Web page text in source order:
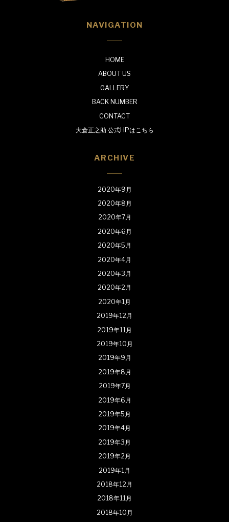
NAVIGATION
HOME
ABOUT US
GALLERY
BACK NUMBER
CONTACT
大倉正之助 公式HPはこちら
ARCHIVE
2020年9月
2020年8月
2020年7月
2020年6月
2020年5月
2020年4月
2020年3月
2020年2月
2020年1月
2019年12月
2019年11月
2019年10月
2019年9月
2019年8月
2019年7月
2019年6月
2019年5月
2019年4月
2019年3月
2019年2月
2019年1月
2018年12月
2018年11月
2018年10月